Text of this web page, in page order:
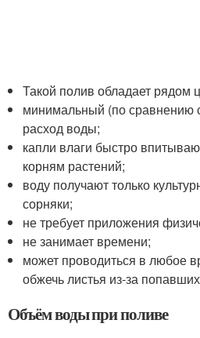
Такой полив обладает рядом
минимальный (по сравнению
расход воды;
капли влаги быстро
корням растений;
воду получают только
сорняки;
не требует приложения
не занимает времени;
может проводиться в любое
обжечь листья из-за
Объём воды при поливе